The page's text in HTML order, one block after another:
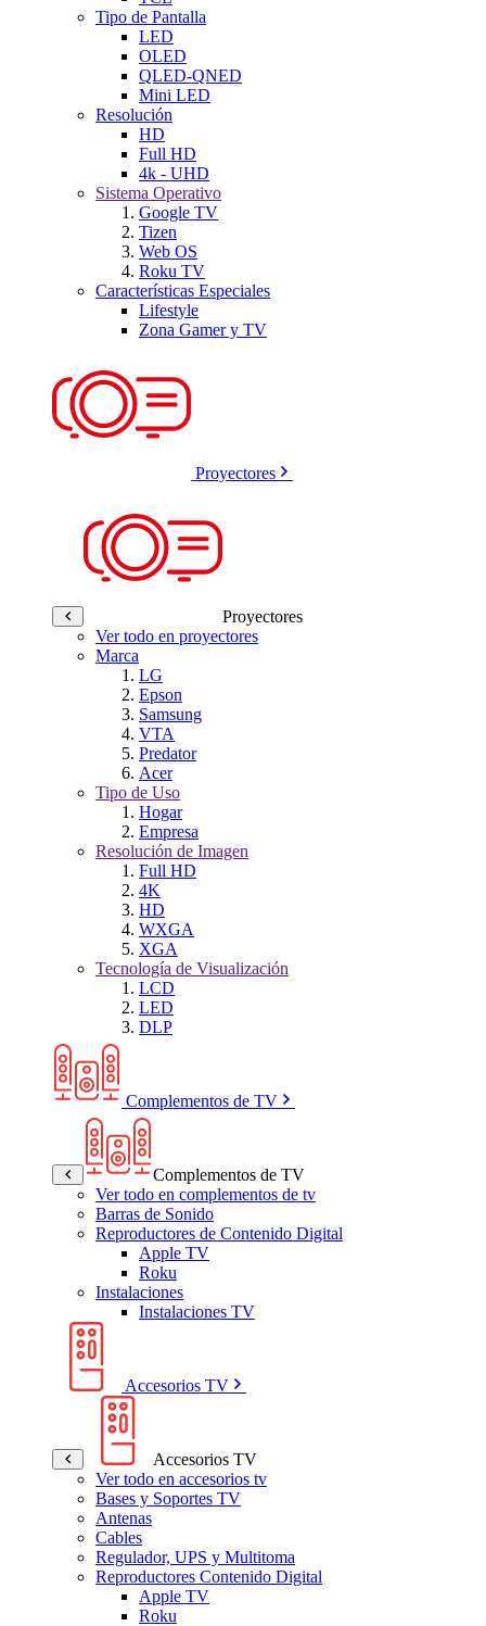
Tipo de Pantalla
LED
OLED
QLED-QNED
Mini LED
Resolución
HD
Full HD
4k - UHD
Sistema Operativo
Google TV
Tizen
Web OS
Roku TV
Características Especiales
Lifestyle
Zona Gamer y TV
Proyectores
Proyectores
Ver todo en proyectores
Marca
LG
Epson
Samsung
VTA
Predator
Acer
Tipo de Uso
Hogar
Empresa
Resolución de Imagen
Full HD
4K
HD
WXGA
XGA
Tecnología de Visualización
LCD
LED
DLP
Complementos de TV
Complementos de TV
Ver todo en complementos de tv
Barras de Sonido
Reproductores de Contenido Digital
Apple TV
Roku
Instalaciones
Instalaciones TV
Accesorios TV
Accesorios TV
Ver todo en accesorios tv
Bases y Soportes TV
Antenas
Cables
Regulador, UPS y Multitoma
Reproductores Contenido Digital
Apple TV
Roku